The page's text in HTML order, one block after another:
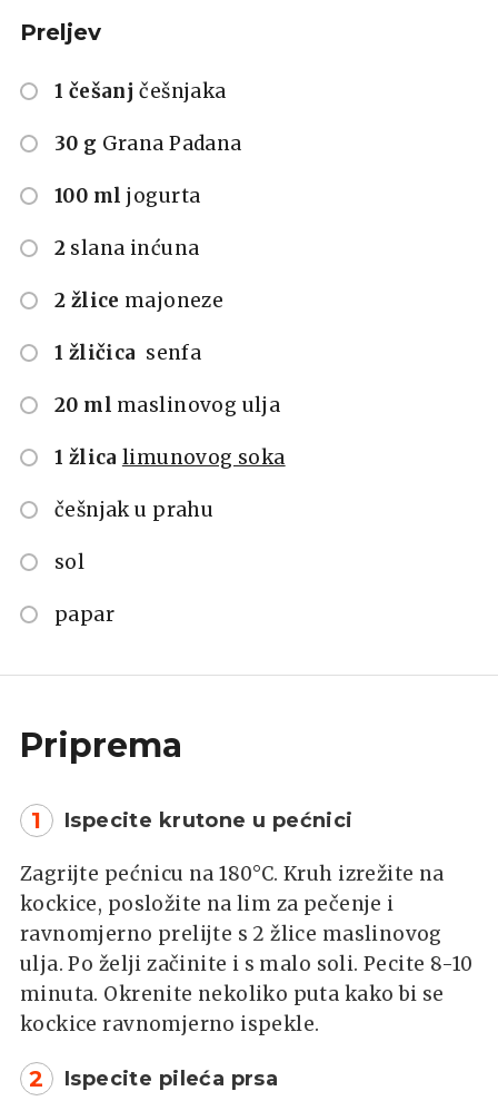
Preljev
1 češanj češnjaka
30 g Grana Padana
100 ml jogurta
2 slana inćuna
2 žlice majoneze
1 žličica senfa
20 ml maslinovog ulja
1 žlica limunovog soka
češnjak u prahu
sol
papar
Priprema
1 Ispecite krutone u pećnici
Zagrijte pećnicu na 180°C. Kruh izrežite na
kockice, posložite na lim za pečenje i
ravnomjerno prelijte s 2 žlice maslinovog
ulja. Po želji začinite i s malo soli. Pecite 8-10
minuta. Okrenite nekoliko puta kako bi se
kockice ravnomjerno ispekle.
2 Ispecite pileća prsa